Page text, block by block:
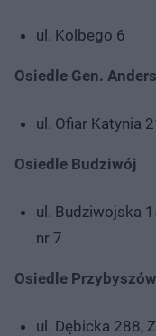
ul. Kolbego 6
Osiedle Gen.
ul. Ofiar Katynia
Osiedle Budziwój
ul. Budziwojska
nr 7
Osiedle
ul. Dębicka 288,